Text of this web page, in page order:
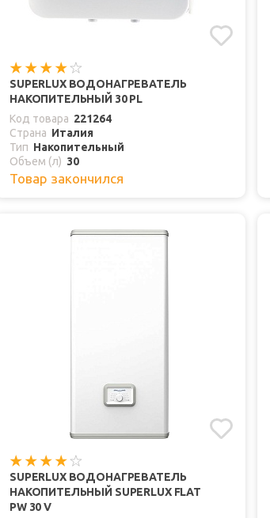
SUPERLUX ВОДОНАГРЕВАТЕЛЬ
НАКОПИТЕЛЬНЫЙ 30 PL
Код товара 221264
Страна Италия
Тип Накопительный
Объем (л) 30
Товар закончился
SUPERLUX ВОДОНАГРЕВАТЕЛЬ
НАКОПИТЕЛЬНЫЙ SUPERLUX FLAT
PW 30 V